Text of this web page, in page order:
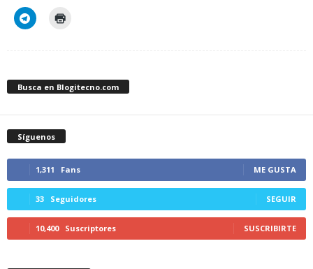
Busca en Blogitecno.com
Síguenos
1,311 Fans ME GUSTA
33 Seguidores SEGUIR
10,400 Suscriptores SUSCRIBIRTE